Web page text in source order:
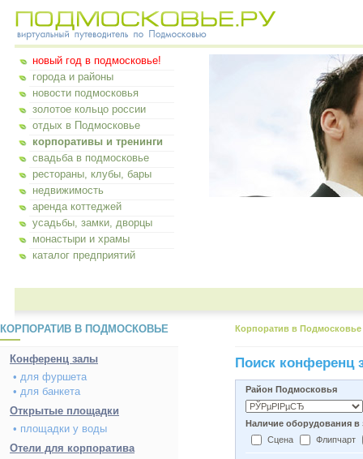
новый год в подмосковье!
города и районы
новости подмосковья
золотое кольцо россии
отдых в Подмосковье
корпоративы и тренинги
свадьба в подмосковье
рестораны, клубы, бары
недвижимость
аренда коттеджей
усадьбы, замки, дворцы
монастыри и храмы
каталог предприятий
КОРПОРАТИВ В ПОДМОСКОВЬЕ
Конференц залы
• для фуршета
• для банкета
Открытые площадки
• площадки у воды
Отели для корпоратива
Корпоратив в Подмосковье
Поиск конференц
Район Подмосковья
Наличие оборудования в
Сцена
Флипчарт